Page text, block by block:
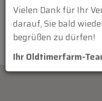
Vielen Dank für Ihr
darauf, Sie bald
begrüßen zu dürfen!
Ihr Oldtimerfarm-